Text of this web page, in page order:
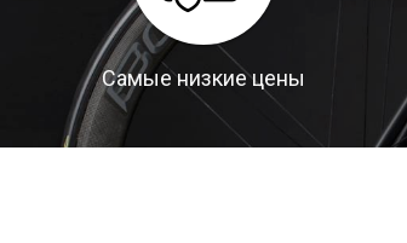
Самые низкие цены